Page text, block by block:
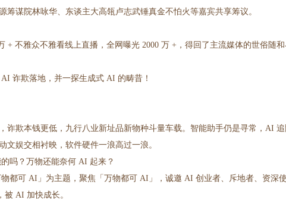
筹谋院林咏华、东谈主大高瓴卢志武锤真金不怕火等嘉宾共享筹议。
+ 不雅众不雅看线上直播，全网曝光 2000 万 +，得回了主流媒体的世俗随和
诈欺落地，并一探生成式 AI 的畴昔！
诈欺本钱更低，九行八业新址品新物种斗量车载。智能助手仍是寻常，AI
文娱交相衬映，软件硬件一浪高过一浪。
吗？万物还能奈何 AI 起来？
都可 AI」为主题，聚焦「万物都可 AI」，诚邀 AI 创业者、斥地者、资深
AI 加快成长。